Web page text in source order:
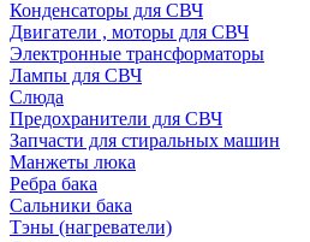
Конденсаторы для СВЧ
Двигатели , моторы для СВЧ
Электронные трансформаторы
Лампы для СВЧ
Слюда
Предохранители для СВЧ
Запчасти для стиральных машин
Манжеты люка
Ребра бака
Сальники бака
Тэны (нагреватели)